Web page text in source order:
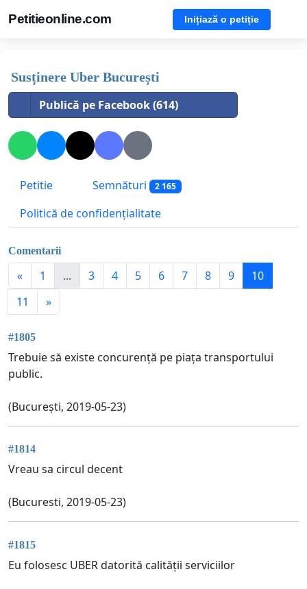
Petitieonline.com Inițiază o petiție
Susținere Uber București
Publică pe Facebook (614)
Petitie Semnături 2 165
Politică de confidențialitate
Comentarii
« 1 ... 3 4 5 6 7 8 9
10
11
»
#1805
Trebuie să existe concurență pe piața transportului
public.
(București, 2019-05-23)
#1814
Vreau sa circul decent
(Bucuresti, 2019-05-23)
#1815
Eu folosesc UBER datorită calității serviciilor